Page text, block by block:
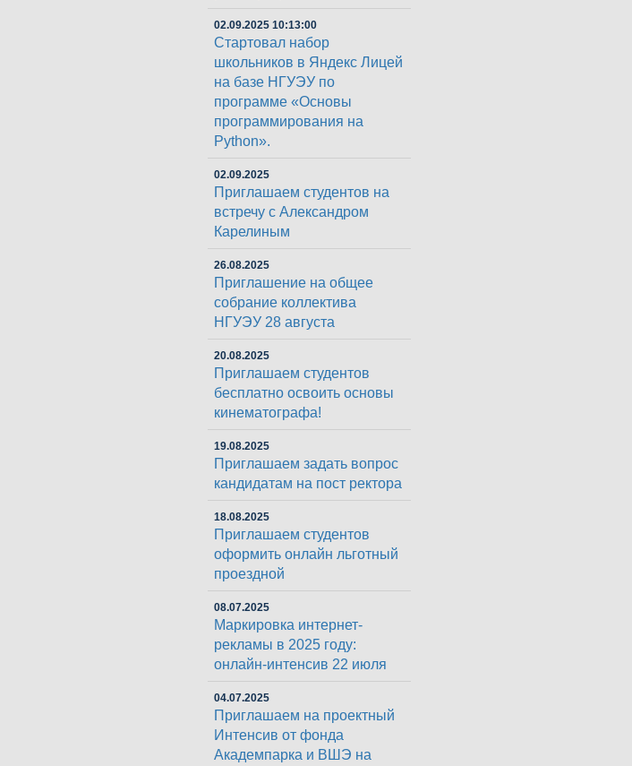
02.09.2025 10:13:00
Стартовал набор
школьников в Яндекс Лицей
на базе НГУЭУ по
программе «Основы
программирования на
Python».
02.09.2025
Приглашаем студентов на
встречу с Александром
Карелиным
26.08.2025
Приглашение на общее
собрание коллектива
НГУЭУ 28 августа
20.08.2025
Приглашаем студентов
бесплатно освоить основы
кинематографа!
19.08.2025
Приглашаем задать вопрос
кандидатам на пост ректора
18.08.2025
Приглашаем студентов
оформить онлайн льготный
проездной
08.07.2025
Маркировка интернет-
рекламы в 2025 году:
онлайн-интенсив 22 июля
04.07.2025
Приглашаем на проектный
Интенсив от фонда
Академпарка и ВШЭ на